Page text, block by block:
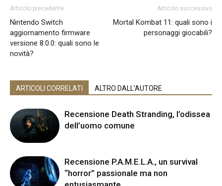
Articolo precedente
Nintendo Switch
aggiornamento firmware
versione 8.0.0: quali sono le
novità?
Articolo successivo
Mortal Kombat 11: quali sono i
personaggi giocabili?
ARTICOLI CORRELATI ALTRO DALL'AUTORE
Recensione Death Stranding, l’odissea
dell’uomo comune
Recensione P.A.M.E.L.A., un survival
“horror” passionale ma non